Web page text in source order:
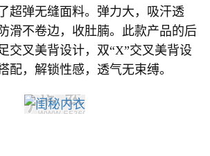
超弹无缝面料。弹力大，吸汗透
滑不卷边，收肚腩。此款产品的后
交叉美背设计，双“X”交叉美背设
配，解锁性感，透气无束缚。